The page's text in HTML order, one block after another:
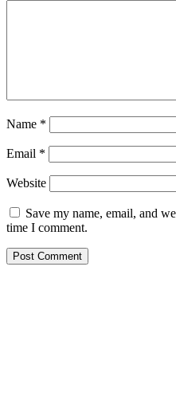
Name *
Email *
Website
Save my name, email, and
time I comment.